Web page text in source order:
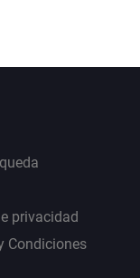
privacidad
Condiciones